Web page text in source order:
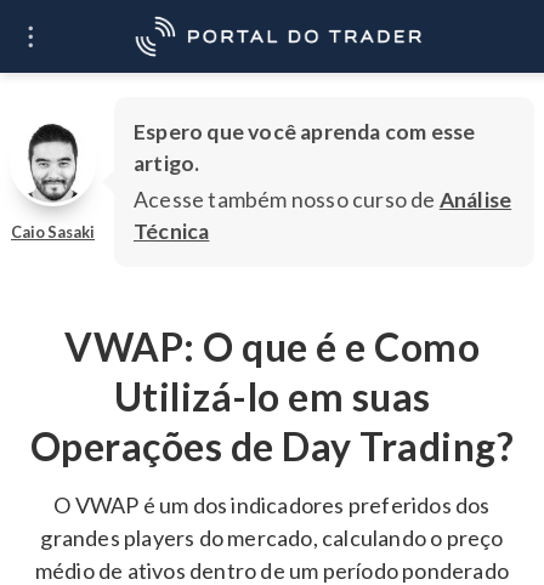
O que você quer
aprender?
VWAP: O que é e Como
Utilizá-lo em suas
Operações de Day Trading?
O VWAP é um dos indicadores preferidos dos
grandes players do mercado, calculando o preço
médio de ativos dentro de um período ponderado
Caio Sasaki
Espero que você aprenda com esse
artigo.
Acesse também nosso curso de Análise
Técnica